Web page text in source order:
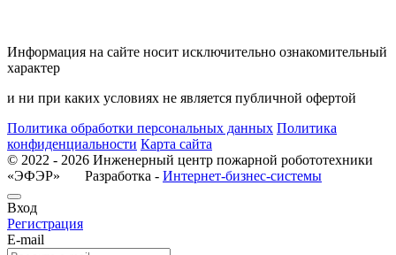
Информация на сайте носит исключительно ознакомительный
характер
и ни при каких условиях не является публичной офертой
Политика обработки персональных данных Политика
конфиденциальности Карта сайта
© 2022 - 2026 Инженерный центр пожарной робототехники
«ЭФЭР» Разработка - Интернет-бизнес-системы
Вход
Регистрация
E-mail